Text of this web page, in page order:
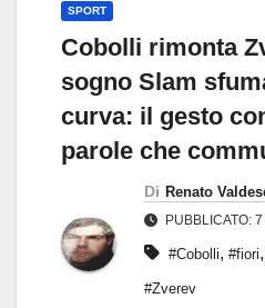
SPORT
Cobolli rimonta
sogno Slam
curva: il gesto
parole che
Di Renato
PUBBLICATO:
#Cobolli, #fiori,
#Zverev